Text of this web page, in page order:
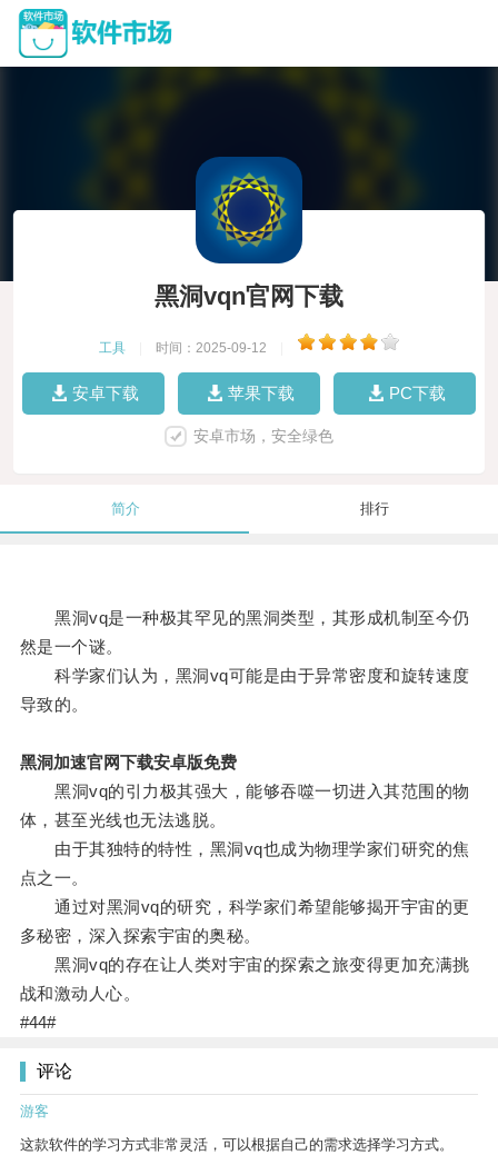
黑洞vqn官网下载
工具 时间：2025-09-12
安卓下载 苹果下载 PC下载
安卓市场，安全绿色
简介 排行
黑洞vq是一种极其罕见的黑洞类型，其形成机制至今仍
然是一个谜。
科学家们认为，黑洞vq可能是由于异常密度和旋转速度
导致的。
黑洞加速官网下载安卓版免费
黑洞vq的引力极其强大，能够吞噬一切进入其范围的物
体，甚至光线也无法逃脱。
由于其独特的特性，黑洞vq也成为物理学家们研究的焦
点之一。
通过对黑洞vq的研究，科学家们希望能够揭开宇宙的更
多秘密，深入探索宇宙的奥秘。
黑洞vq的存在让人类对宇宙的探索之旅变得更加充满挑
战和激动人心。
#44#
评论
游客
这款软件的学习方式非常灵活，可以根据自己的需求选择学习方式。